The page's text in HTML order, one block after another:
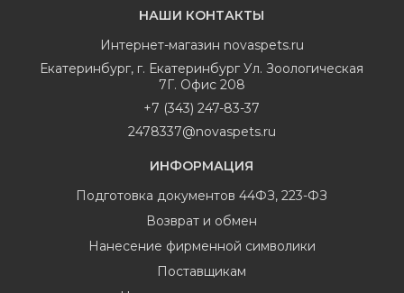
НАШИ КОНТАКТЫ
Интернет-магазин novaspets.ru
Екатеринбург, г. Екатеринбург Ул. Зоологическая
7Г. Офис 208
+7 (343) 247-83-37
2478337@novaspets.ru
ИНФОРМАЦИЯ
Подготовка документов 44ФЗ, 223-ФЗ
Возврат и обмен
Нанесение фирменной символики
Поставщикам